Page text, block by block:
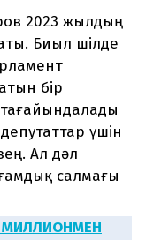
2023 жылдың
Биыл шілде
бір
үшін
Ал дәл
салмағы